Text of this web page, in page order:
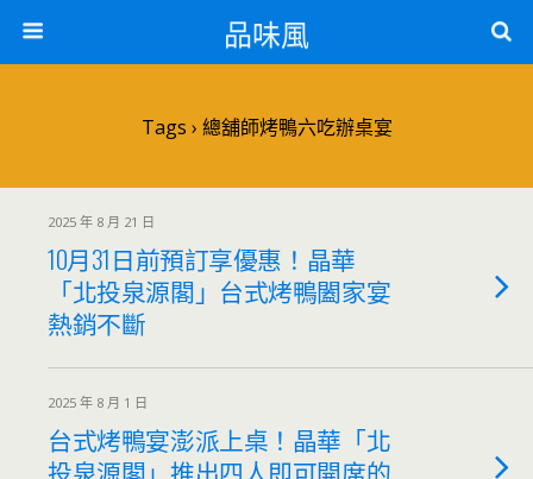
品味風
Tags › 總舖師烤鴨六吃辦桌宴
2025 年 8 月 21 日
10月31日前預訂享優惠！晶華
「北投泉源閣」台式烤鴨闔家宴
熱銷不斷
2025 年 8 月 1 日
台式烤鴨宴澎派上桌！晶華「北
投泉源閣」推出四人即可開席的